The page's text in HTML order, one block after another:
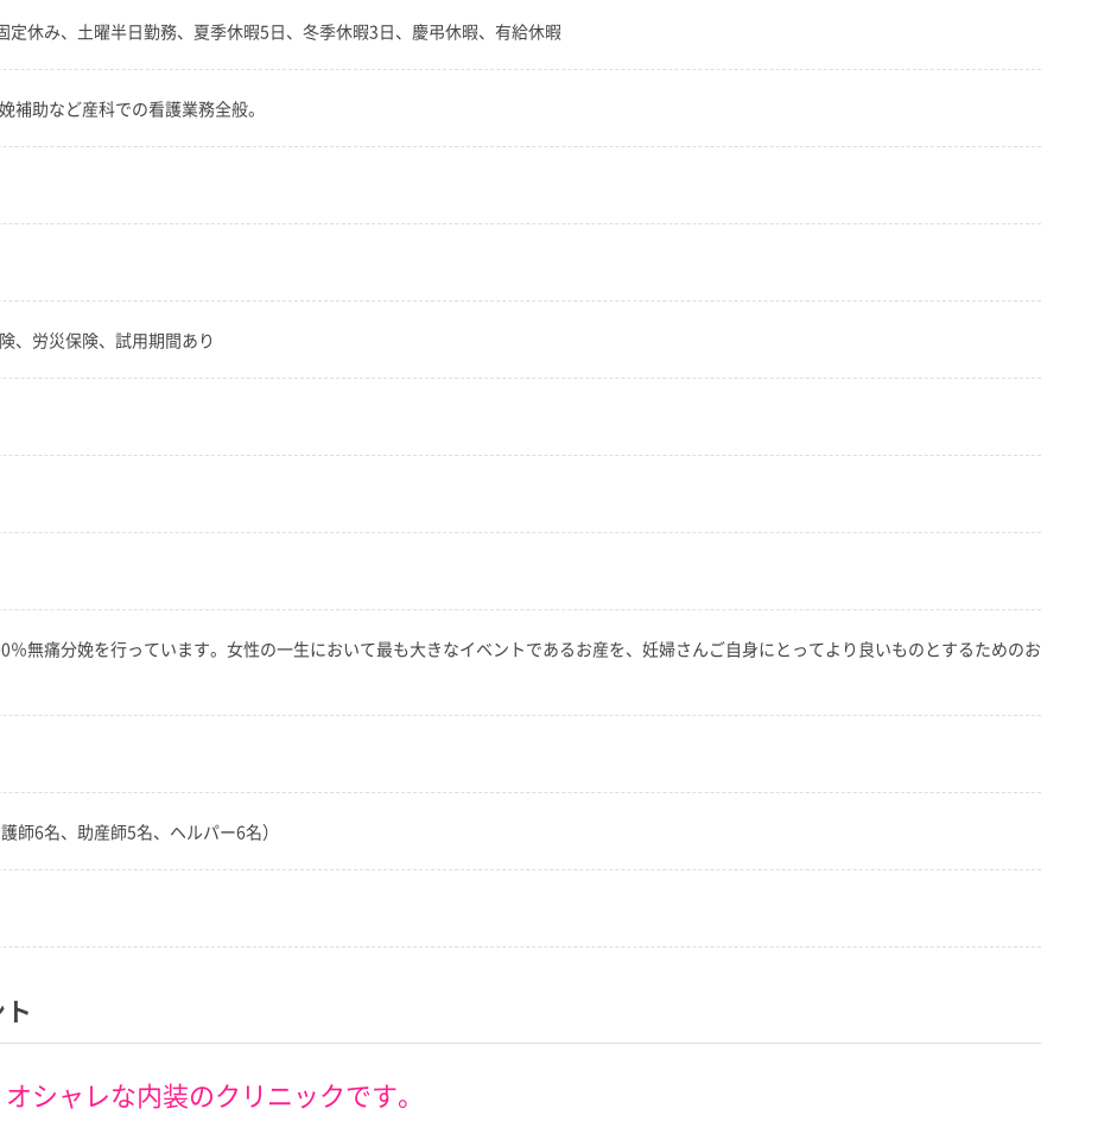
定休み、土曜半日勤務、夏季休暇5日、冬季休暇3日、慶弔休暇、有給休暇
補助など産科での看護業務全般。
、労災保険、試用期間あり
％無痛分娩を行っています。女性の一生において最も大きなイベントであるお産を、妊婦さんご自身にとってより良いものとするためのお
師6名、助産師5名、ヘルパー6名）
シャレな内装のクリニックです。